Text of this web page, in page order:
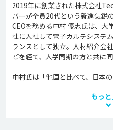
2019年に創業された株式会社
バーが全員20代という新進気鋭
CEOを務める中村 優志氏は、大
社に入社して電子カルテシステ
ランスとして独立。人材紹介会
どを経て、大学同期の方と共に
中村氏は「他国と比べて、日本
もっ